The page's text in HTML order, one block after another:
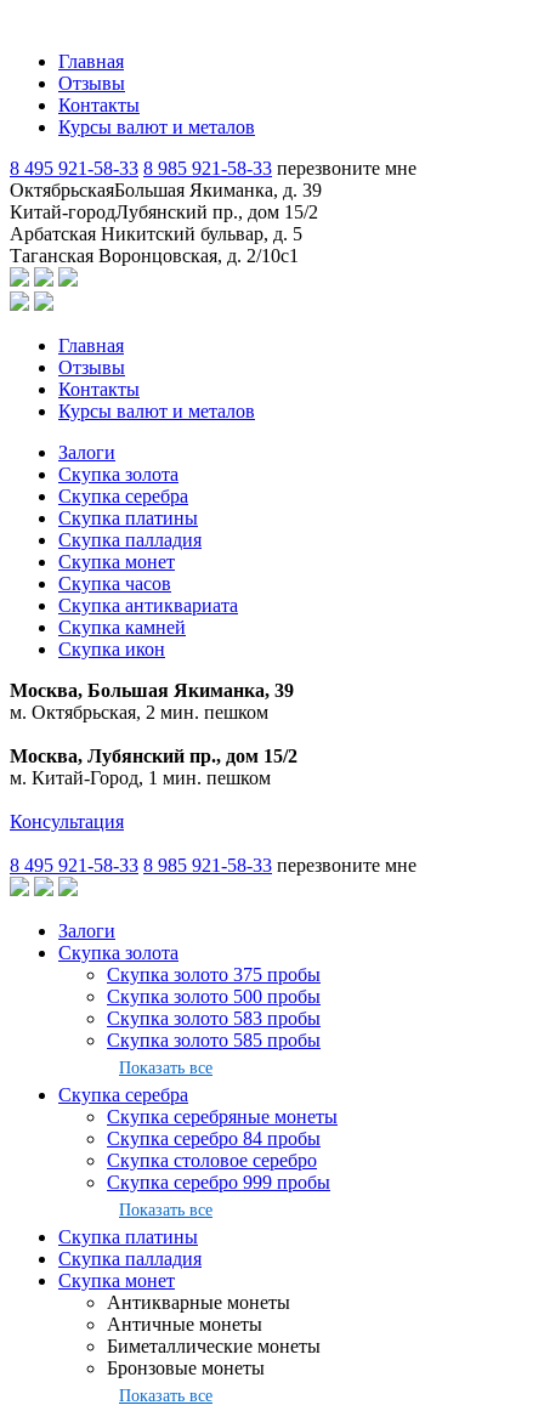
Главная
Отзывы
Контакты
Курсы валют и металов
8 495 921-58-33 8 985 921-58-33 перезвоните мне
ОктябрьскаяБольшая Якиманка, д. 39
Китай-городЛубянский пр., дом 15/2
Арбатская Никитский бульвар, д. 5
Таганская Воронцовская, д. 2/10с1
Главная
Отзывы
Контакты
Курсы валют и металов
Залоги
Скупка золота
Скупка серебра
Скупка платины
Скупка палладия
Скупка монет
Скупка часов
Скупка антиквариата
Скупка камней
Скупка икон
Москва, Большая Якиманка, 39
м. Октябрьская, 2 мин. пешком
Москва, Лубянский пр., дом 15/2
м. Китай-Город, 1 мин. пешком
Консультация
8 495 921-58-33 8 985 921-58-33 перезвоните мне
Залоги
Скупка золота
Скупка золото 375 пробы
Скупка золото 500 пробы
Скупка золото 583 пробы
Скупка золото 585 пробы
Показать все
Скупка серебра
Скупка серебряные монеты
Скупка серебро 84 пробы
Скупка столовое серебро
Скупка серебро 999 пробы
Показать все
Скупка платины
Скупка палладия
Скупка монет
Антикварные монеты
Античные монеты
Биметаллические монеты
Бронзовые монеты
Показать все